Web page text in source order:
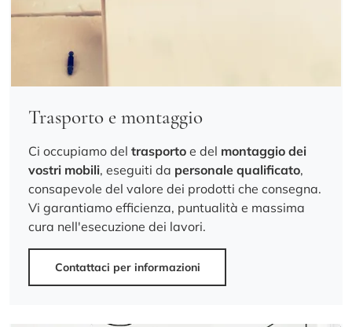
Trasporto e montaggio
Ci occupiamo del trasporto e del montaggio dei
vostri mobili, eseguiti da personale qualificato,
consapevole del valore dei prodotti che consegna.
Vi garantiamo efficienza, puntualità e massima
cura nell'esecuzione dei lavori.
Contattaci per informazioni